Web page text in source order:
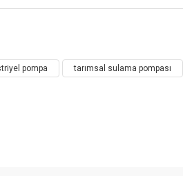
pompa tarımsal sulama pompası